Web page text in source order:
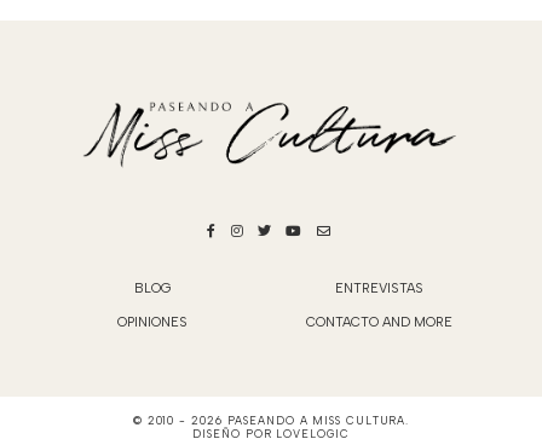
BLOG ENTREVISTAS
OPINIONES CONTACTO AND MORE
© 2010 - 2026 PASEANDO A MISS CULTURA.
DISEÑO POR LOVELOGIC